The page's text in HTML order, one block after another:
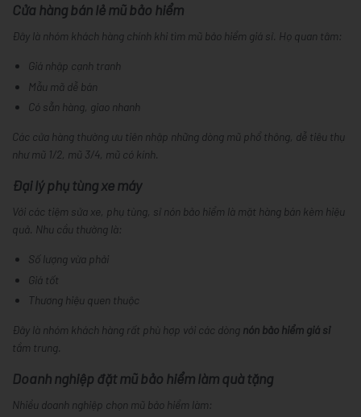
Cửa hàng bán lẻ mũ bảo hiểm
Đây là nhóm khách hàng chính khi tìm mũ bảo hiểm giá sỉ . Họ quan tâm:
Giá nhập cạnh tranh
Mẫu mã dễ bán
Có sẵn hàng, giao nhanh
Các cửa hàng thường ưu tiên nhập những dòng mũ phổ thông, dễ tiêu thụ
như mũ 1/2, mũ 3/4, mũ có kính.
Đại lý phụ tùng xe máy
Với các tiệm sửa xe, phụ tùng, sỉ nón bảo hiểm là mặt hàng bán kèm hiệu
quả. Nhu cầu thường là:
Số lượng vừa phải
Giá tốt
Thương hiệu quen thuộc
Đây là nhóm khách hàng rất phù hợp với các dòng nón bảo hiểm giá sỉ
tầm trung.
Doanh nghiệp đặt mũ bảo hiểm làm quà tặng
Nhiều doanh nghiệp chọn mũ bảo hiểm làm: